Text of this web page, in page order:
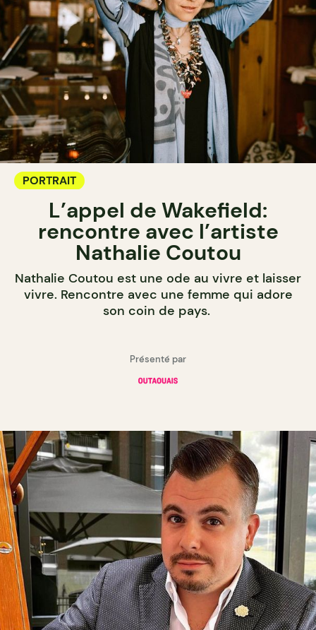
PORTRAIT
L’appel de Wakefield:
rencontre avec l’artiste
Nathalie Coutou
Nathalie Coutou est une ode au vivre et laisser
vivre. Rencontre avec une femme qui adore
son coin de pays.
Présenté par